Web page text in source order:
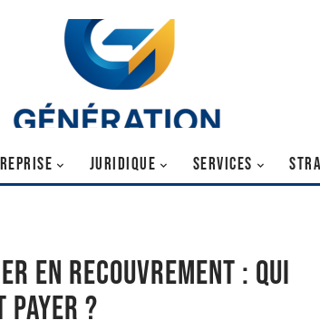
JURIDIQUE SERVICES
en recouvrement : qui
?